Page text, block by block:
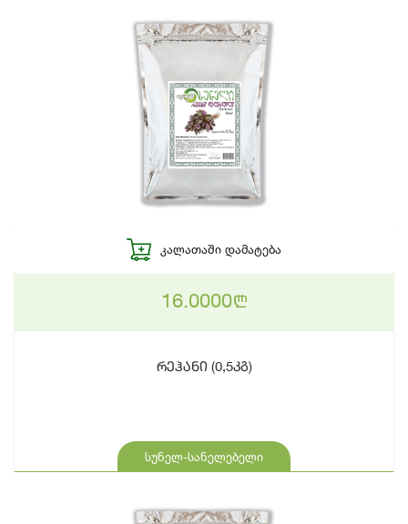
ᲙᲐᲚᲐᲗᲐᲨᲘ ᲓᲐᲛᲐᲢᲔᲑᲐ
16.0000n
რეჰანი (0,5კგ)
სუნელ-სანელებელი